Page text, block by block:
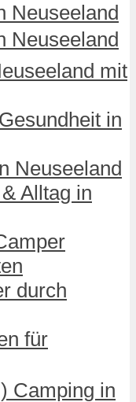
Neuseeland
Neuseeland
mit
in
Neuseeland
Alltag in
durch
für
Camping in